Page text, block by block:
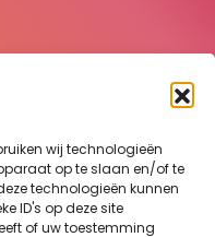
wij technologieën
op te slaan en/of te
technologieën kunnen
ID's op deze site
of uw toestemming